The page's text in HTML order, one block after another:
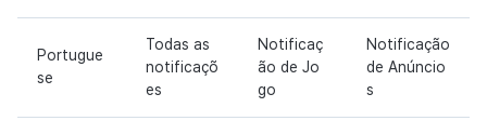
Portugue
se
Todas as
notificaçõ
es
Notificaç
ão de Jo
go
Notificação
de Anúncio
s